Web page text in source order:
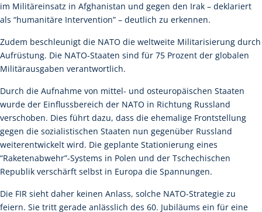
im Militäreinsatz in Afghanistan und gegen den Irak – deklariert
als “humanitäre Intervention” – deutlich zu erkennen.
Zudem beschleunigt die NATO die weltweite Militarisierung durch
Aufrüstung. Die NATO-Staaten sind für 75 Prozent der globalen
Militärausgaben verantwortlich.
Durch die Aufnahme von mittel- und osteuropäischen Staaten
wurde der Einflussbereich der NATO in Richtung Russland
verschoben. Dies führt dazu, dass die ehemalige Frontstellung
gegen die sozialistischen Staaten nun gegenüber Russland
weiterentwickelt wird. Die geplante Stationierung eines
“Raketenabwehr”-Systems in Polen und der Tschechischen
Republik verschärft selbst in Europa die Spannungen.
Die FIR sieht daher keinen Anlass, solche NATO-Strategie zu
feiern. Sie tritt gerade anlässlich des 60. Jubiläums ein für eine